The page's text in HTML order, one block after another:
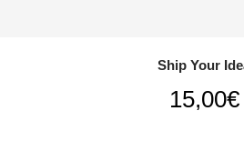
Ship Your
15,00€